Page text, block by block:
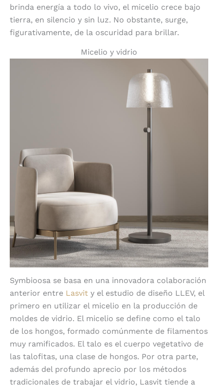
brinda energía a todo lo vivo, el micelio crece bajo
tierra, en silencio y sin luz. No obstante, surge,
figurativamente, de la oscuridad para brillar.
Micelio y vidrio
Symbioosa se basa en una innovadora colaboración
anterior entre Lasvit y el estudio de diseño LLEV, el
primero en utilizar el micelio en la producción de
moldes de vidrio. El micelio se define como el talo
de los hongos, formado comúnmente de filamentos
muy ramificados. El talo es el cuerpo vegetativo de
las talofitas, una clase de hongos. Por otra parte,
además del profundo aprecio por los métodos
tradicionales de trabajar el vidrio, Lasvit tiende a